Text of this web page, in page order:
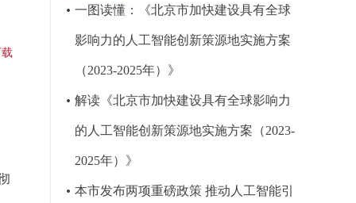
一图读懂：《北京市加快建设具有全球
影响力的人工智能创新策源地实施方案
（2023-2025年）》
解读《北京市加快建设具有全球影响力
的人工智能创新策源地实施方案（2023-
2025年）》
本市发布两项重磅政策 推动人工智能引